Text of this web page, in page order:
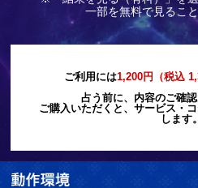
一部を無料で見るこ
ご利用には1,200円（税込
占う前に、内容のご確認
ご購入いただくと、サービス・
します。